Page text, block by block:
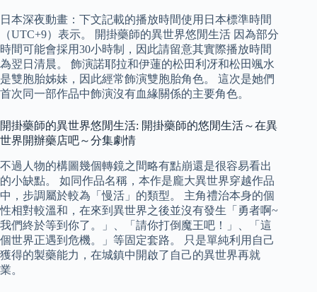
日本深夜動畫：下文記載的播放時間使用日本標準時間
（UTC+9）表示。 開掛藥師的異世界悠閒生活 因為部分
時間可能會採用30小時制，因此請留意其實際播放時間
為翌日清晨。 飾演諾耶拉和伊蓮的松田利冴和松田颯水
是雙胞胎姊妹，因此經常飾演雙胞胎角色。 這次是她們
首次同一部作品中飾演沒有血緣關係的主要角色。
開掛藥師的異世界悠閒生活: 開掛藥師的悠閒生活～在異
世界開辦藥店吧～分集劇情
不過人物的構圖幾個轉鏡之間略有點崩還是很容易看出
的小缺點。 如同作品名稱，本作是龐大異世界穿越作品
中，步調屬於較為「慢活」的類型。 主角禮治本身的個
性相對較溫和，在來到異世界之後並沒有發生「勇者啊~
我們終於等到你了。」、「請你打倒魔王吧！」、「這
個世界正遇到危機。」等固定套路。 只是單純利用自己
獲得的製藥能力，在城鎮中開啟了自己的異世界再就
業。